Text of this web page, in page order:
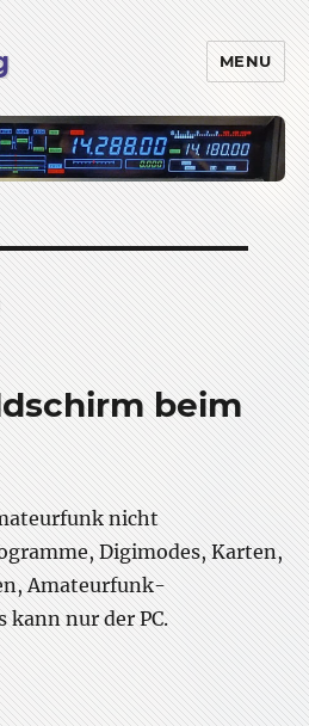
MENU
beim
nicht
Digimodes, Karten,
Amateurfunk-
kann nur der PC.
Bildschirm beim Funken”